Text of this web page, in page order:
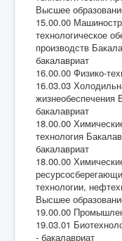
Высшее
15.00.00
технологическое
производств
бакалавриат
16.00.00 Физико-
16.03.03
жизнеобеспечения
бакалавриат
18.00.00
технология
бакалавриат
18.00.00
технологии,
Высшее
19.00.00
19.03.01
- бакалавриат